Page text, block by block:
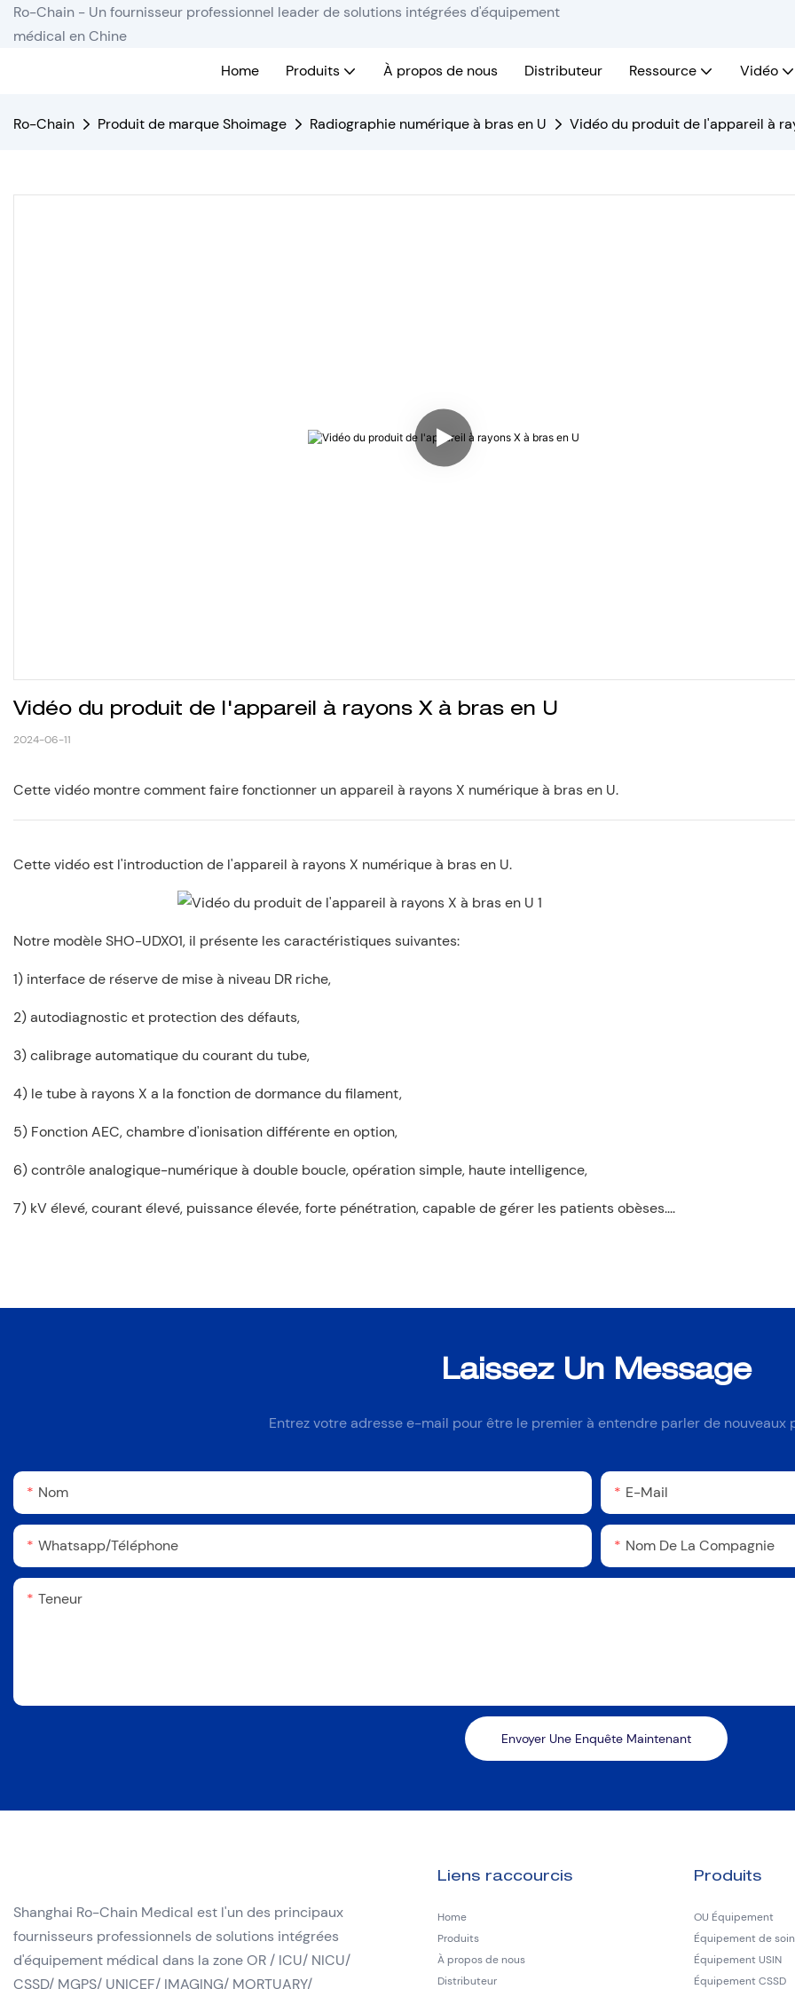
Ro-Chain - Un fournisseur professionnel leader de solutions intégrées d'équipement
médical en Chine
Home
Produits À propos de nous Distributeur Ressource Vidéo
Ro-Chain Produit de marque Shoimage Radiographie numérique à bras en U Vidéo du produit de l'appareil à
Vidéo du produit de l'appareil à rayons X à bras en U
2024-06-11
Cette vidéo montre comment faire fonctionner un appareil à rayons X numérique à bras en U.
Cette vidéo est l'introduction de l'appareil à rayons X numérique à bras en U.
Notre modèle SHO-UDX01, il présente les caractéristiques suivantes:
1) interface de réserve de mise à niveau DR riche,
2) autodiagnostic et protection des défauts,
3) calibrage automatique du courant du tube,
4) le tube à rayons X a la fonction de dormance du filament,
5) Fonction AEC, chambre d'ionisation différente en option,
6) contrôle analogique-numérique à double boucle, opération simple, haute intelligence,
7) kV élevé, courant élevé, puissance élevée, forte pénétration, capable de gérer les patients obèses....
Laissez Un Message
Entrez votre adresse e-mail pour être le premier à entendre parler de nouveaux
Nom E-Mail
Whatsapp/Téléphone Nom De La Compagnie
Teneur
Envoyer Une Enquête Maintenant
Shanghai Ro-Chain Medical est l'un des principaux
fournisseurs professionnels de solutions intégrées
d'équipement médical dans la zone OR / ICU/ NICU/
CSSD/ MGPS/ UNICEF/ IMAGING/ MORTUARY/
Liens raccourcis
Home
Produits
À propos de nous
Distributeur
Produits
OU Équipement
Équipement de
Équipement USIN
Équipement CSSD